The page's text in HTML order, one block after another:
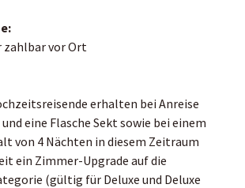
zahlbar vor Ort
erhalten bei Anreise
eine Flasche Sekt sowie bei einem
von 4 Nächten in diesem Zeitraum
ein Zimmer-Upgrade auf die
(gültig für Deluxe und Deluxe